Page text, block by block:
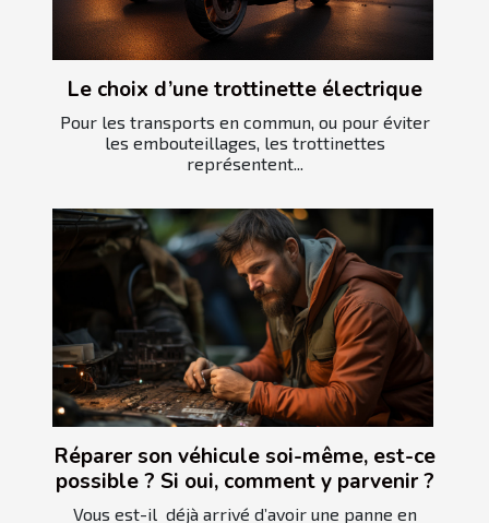
Le choix d’une trottinette électrique
Pour les transports en commun, ou pour éviter
les embouteillages, les trottinettes
représentent...
Réparer son véhicule soi-même, est-ce
possible ? Si oui, comment y parvenir ?
Vous est-il déjà arrivé d’avoir une panne en